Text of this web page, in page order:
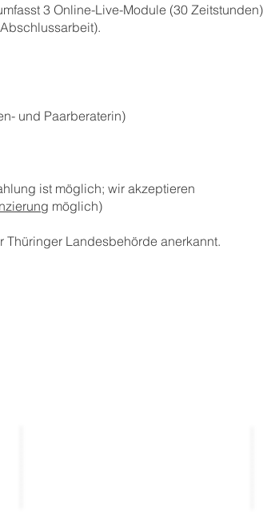
3 Online-Live-Module (30
und Paarberaterin)
ist möglich; wir akzeptieren
möglich)
Landesbehörde anerkannt.